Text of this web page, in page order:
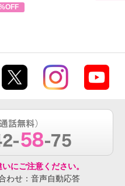
にご注意ください。
わせ：音声自動応答